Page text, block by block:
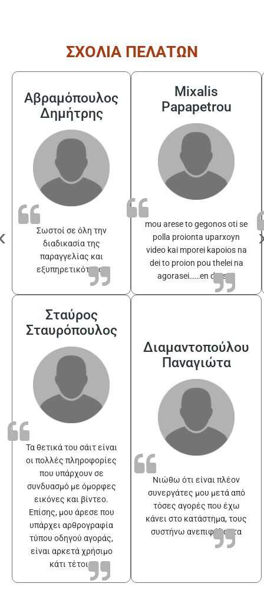
ΣΧΟΛΙΑ ΠΕΛΑΤΩΝ
Αβραμόπουλος
Δημήτρης
Σωστοί σε όλη την
διαδικασία της
παραγγελίας και
εξυπηρετικότατοι
Mixalis
Papapetrou
mou arese to gegonos oti se
polla proionta uparxoyn
video kai mporei kapoios na
dei to proion pou thelei na
agorasei……en drasei!
Σταύρος
Σταυρόπουλος
Τα θετικά του σάιτ είναι
οι πολλές πληροφορίες
που υπάρχουν σε
συνδυασμό με όμορφες
εικόνες και βίντεο.
Επίσης, μου άρεσε που
υπάρχει αρθρογραφία
τύπου οδηγού αγοράς,
είναι αρκετά χρήσιμο
κάτι τέτοιο
Διαμαντοπούλου
Παναγιώτα
Νιώθω ότι είναι πλέον
συνεργάτες μου μετά από
τόσες αγορές που έχω
κάνει στο κατάστημα, τους
συστήνω ανεπιφύλακτα